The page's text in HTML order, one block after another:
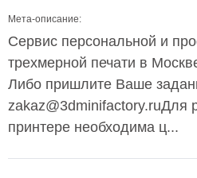
Мета-описание:
Сервис персональной и
трехмерной печати в
Либо пришлите Ваше
zakaz@3dminifactory.ruДля
принтере необходима ц...